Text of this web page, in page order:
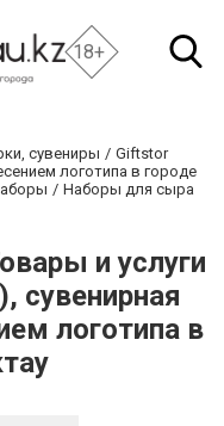
18+
сувениры
Giftstor
логотипа в городе
Наборы для сыра
и услуги
сувенирная
логотипа в